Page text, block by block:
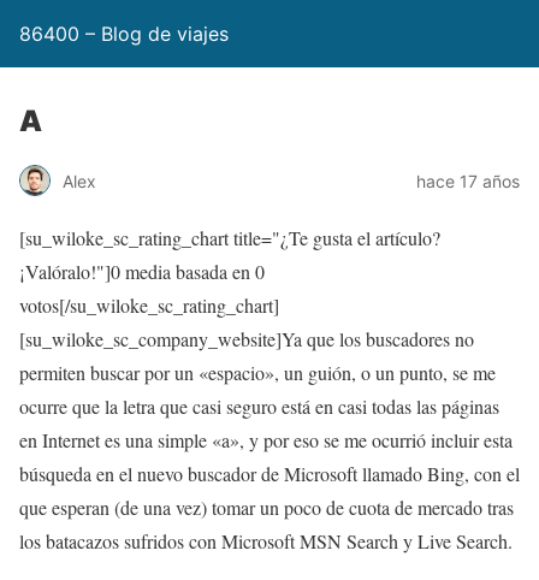
86400 – Blog de viajes
A
Alex hace 17 años
[su_wiloke_sc_rating_chart title="¿Te gusta el artículo?
¡Valóralo!"]0media basada en 0
votos[/su_wiloke_sc_rating_chart]
[su_wiloke_sc_company_website]Ya que los buscadores no
permiten buscar por un «espacio», un guión, o un punto, se me
ocurre que la letra que casi seguro está en casi todas las páginas
en Internet es una simple «a», y por eso se me ocurrió incluir esta
búsqueda en el nuevo buscador de Microsoft llamado Bing, con el
que esperan (de una vez) tomar un poco de cuota de mercado tras
los batacazos sufridos con Microsoft MSN Search y Live Search.